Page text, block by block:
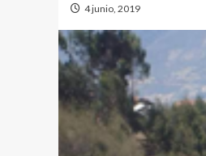
4 junio, 2019